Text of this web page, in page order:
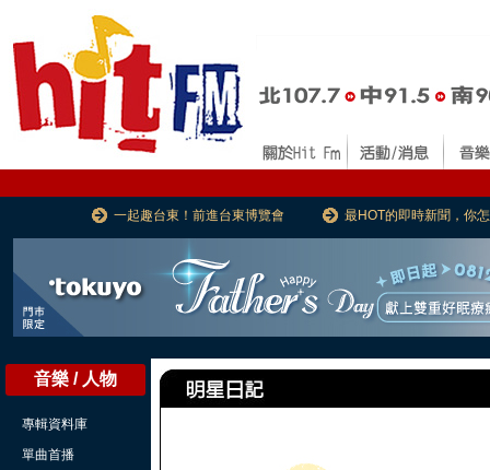
一起趣台東！前進台東博覽會 最HOT的即時新聞，你
音樂 / 人物
專輯資料庫
單曲首播